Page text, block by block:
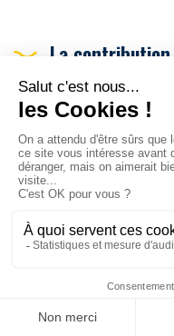
La
feux en Californie
AIVP –Même si
beaucoup d’eau
ne sont pas à l’abri
entier a pu
Californie pour
directe du
San Diego semble